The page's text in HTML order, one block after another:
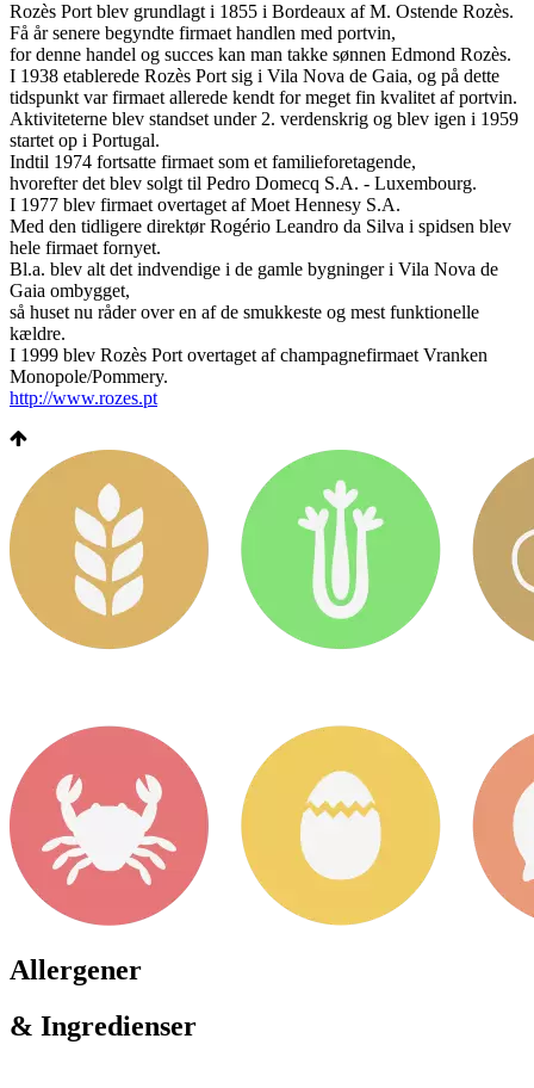
Rozès Port blev grundlagt i 1855 i Bordeaux af M. Ostende Rozès.
Få år senere begyndte firmaet handlen med portvin,
for denne handel og succes kan man takke sønnen Edmond Rozès.
I 1938 etablerede Rozès Port sig i Vila Nova de Gaia, og på dette
tidspunkt var firmaet allerede kendt for meget fin kvalitet af portvin.
Aktiviteterne blev standset under 2. verdenskrig og blev igen i 1959
startet op i Portugal.
Indtil 1974 fortsatte firmaet som et familieforetagende,
hvorefter det blev solgt til Pedro Domecq S.A. - Luxembourg.
I 1977 blev firmaet overtaget af Moet Hennesy S.A.
Med den tidligere direktør Rogério Leandro da Silva i spidsen blev
hele firmaet fornyet.
Bl.a. blev alt det indvendige i de gamle bygninger i Vila Nova de
Gaia ombygget,
så huset nu råder over en af de smukkeste og mest funktionelle
kældre.
I 1999 blev Rozès Port overtaget af champagnefirmaet Vranken
Monopole/Pommery.
http://www.rozes.pt
Allergener
& Ingredienser